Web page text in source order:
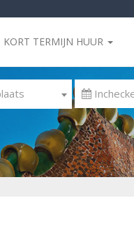
KORT TERMIJN HUUR